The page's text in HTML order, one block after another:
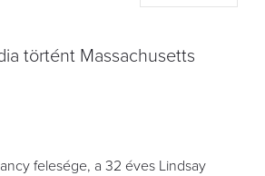
történt Massachusetts
felesége, a 32 éves Lindsay